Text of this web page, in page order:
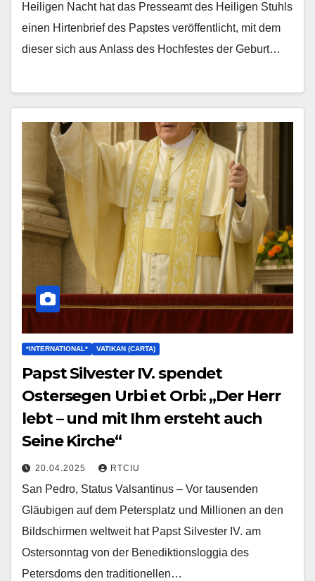
Heiligen Nacht hat das Presseamt des Heiligen Stuhls
einen Hirtenbrief des Papstes veröffentlicht, mit dem
dieser sich aus Anlass des Hochfestes der Geburt…
*INTERNATIONAL* VATIKAN (CARTA)
Papst Silvester IV. spendet
Ostersegen Urbi et Orbi: „Der Herr
lebt – und mit Ihm ersteht auch
Seine Kirche“
20.04.2025 RTCIU
San Pedro, Status Valsantinus – Vor tausenden
Gläubigen auf dem Petersplatz und Millionen an den
Bildschirmen weltweit hat Papst Silvester IV. am
Ostersonntag von der Benediktionsloggia des
Petersdoms den traditionellen…